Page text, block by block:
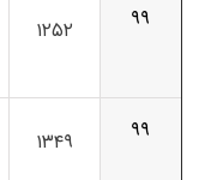
۹۹ ۱۲۵۲
۹۹
۱۳۴۹